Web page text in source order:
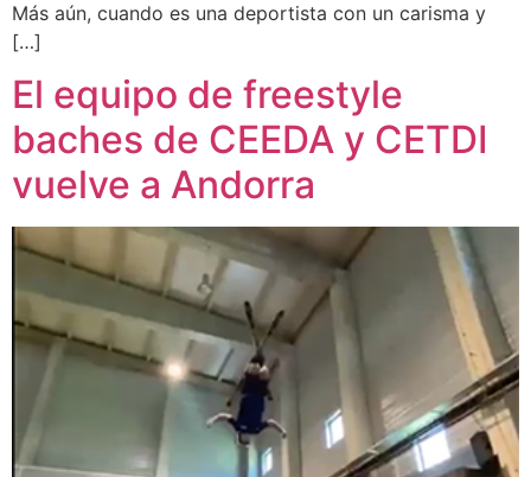
Más aún, cuando es una deportista con un carisma y
[…]
El equipo de freestyle
baches de CEEDA y CETDI
vuelve a Andorra